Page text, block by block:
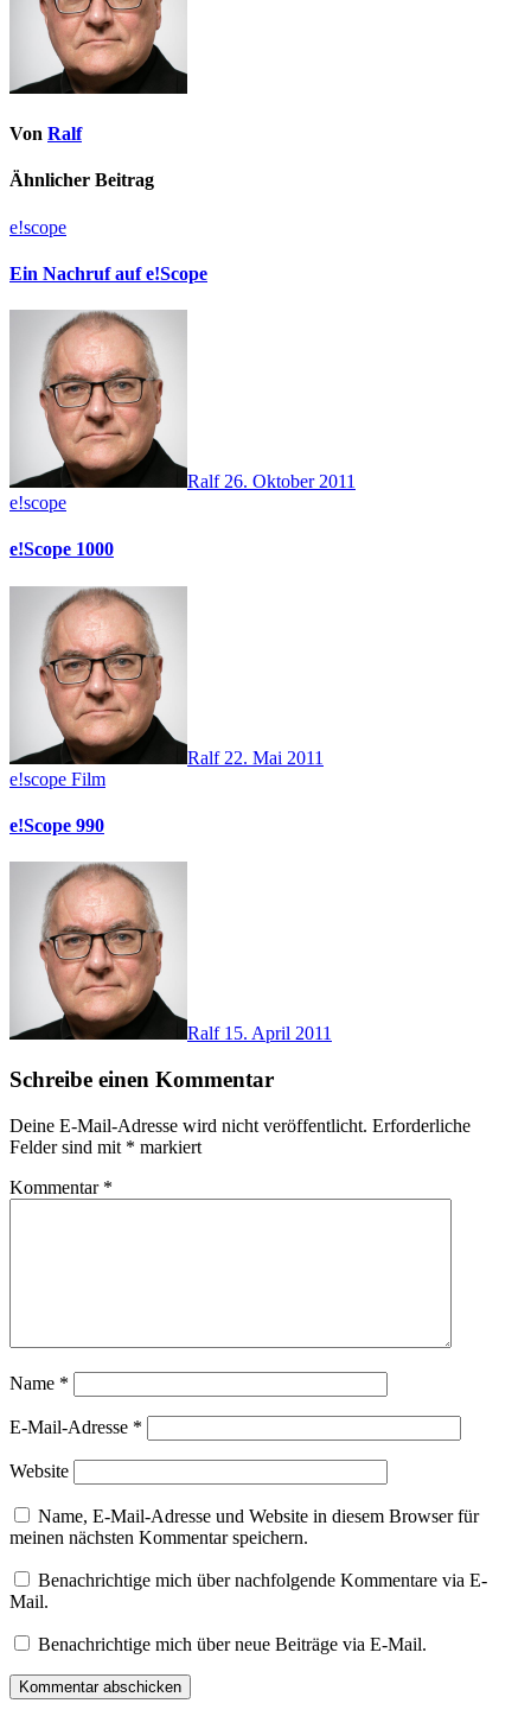
Von Ralf
Ähnlicher Beitrag
e!scope
Ein Nachruf auf e!Scope
Ralf 26. Oktober 2011
e!scope
e!Scope 1000
Ralf 22. Mai 2011
e!scope Film
e!Scope 990
Ralf 15. April 2011
Schreibe einen Kommentar
Deine E-Mail-Adresse wird nicht veröffentlicht. Erforderliche
Felder sind mit * markiert
Kommentar *
Name *
E-Mail-Adresse *
Website
Name, E-Mail-Adresse und Website in diesem Browser für
meinen nächsten Kommentar speichern.
Benachrichtige mich über nachfolgende Kommentare via E-
Mail.
Benachrichtige mich über neue Beiträge via E-Mail.